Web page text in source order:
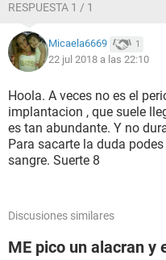
RESPUESTA 1 / 1
Micaela6669 1
22 jul 2018 a las 22:10
Hoola. A veces no es el
implantacion , que suele
es tan abundante. Y no
Para sacarte la duda
sangre. Suerte 8
Discusiones similares
ME pico un alacran y